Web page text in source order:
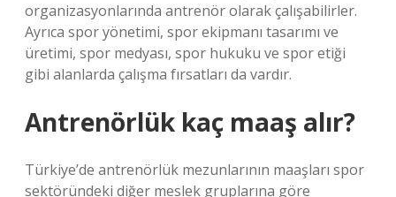
organizasyonlarında antrenör olarak çalışabilirler.
Ayrıca spor yönetimi, spor ekipmanı tasarımı ve
üretimi, spor medyası, spor hukuku ve spor etiği
gibi alanlarda çalışma fırsatları da vardır.
Antrenörlük kaç maaş alır?
Türkiye’de antrenörlük mezunlarının maaşları spor
sektöründeki diğer meslek gruplarına göre